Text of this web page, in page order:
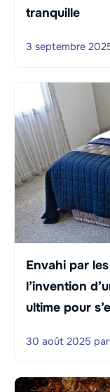
tranquille
3 septembre
Envahi par
l’invention
ultime pour
30 août 2025 par